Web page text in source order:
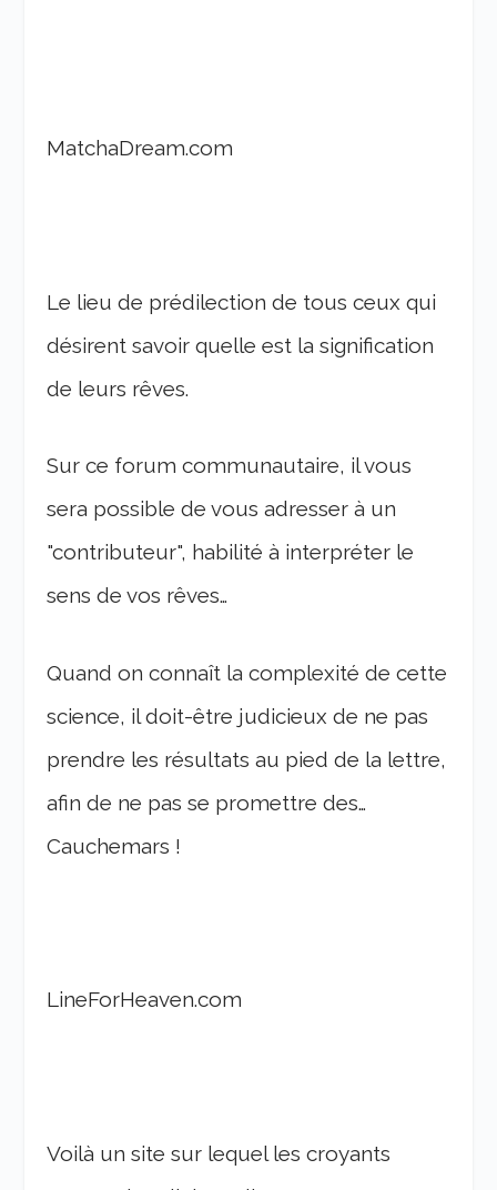
MatchaDream.com
Le lieu de prédilection de tous ceux qui
désirent savoir quelle est la signification
de leurs rêves.
Sur ce forum communautaire, il vous
sera possible de vous adresser à un
"contributeur", habilité à interpréter le
sens de vos rêves…
Quand on connaît la complexité de cette
science, il doit-être judicieux de ne pas
prendre les résultats au pied de la lettre,
afin de ne pas se promettre des…
Cauchemars !
LineForHeaven.com
Voilà un site sur lequel les croyants